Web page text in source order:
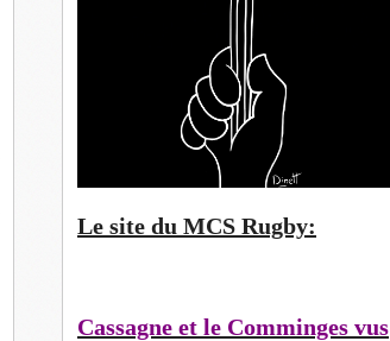
Le site du MCS Rugby:
Cassagne et le Comminges vus